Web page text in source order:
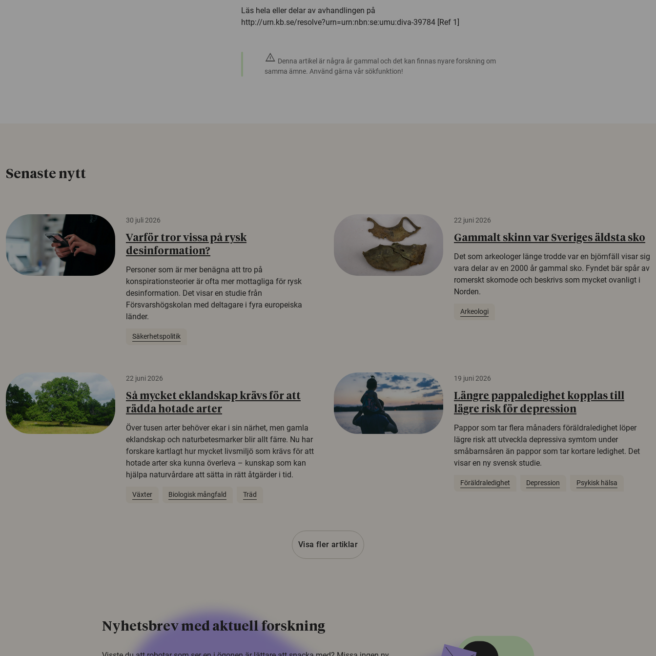
Läs hela eller delar av avhandlingen på
http://urn.kb.se/resolve?urn=urn:nbn:se:umu:diva-39784 [Ref 1]
warning Denna artikel är några år gammal och det kan finnas nyare forskning om
samma ämne. Använd gärna vår sökfunktion!
Senaste nytt
30 juli 2026
Varför tror vissa på rysk
desinformation?
Personer som är mer benägna att tro på
konspirationsteorier är ofta mer mottagliga för rysk
desinformation. Det visar en studie från
Försvarshögskolan med deltagare i fyra europeiska
länder.
Säkerhetspolitik
22 juni 2026
Gammalt skinn var Sveriges äldsta sko
Det som arkeologer länge trodde var en björnfäll visar sig
vara delar av en 2000 år gammal sko. Fyndet bär spår av
romerskt skomode och beskrivs som mycket ovanligt i
Norden.
Arkeologi
22 juni 2026
Så mycket eklandskap krävs för att
rädda hotade arter
Över tusen arter behöver ekar i sin närhet, men gamla
eklandskap och naturbetesmarker blir allt färre. Nu har
forskare kartlagt hur mycket livsmiljö som krävs för att
hotade arter ska kunna överleva – kunskap som kan
hjälpa naturvårdare att sätta in rätt åtgärder i tid.
Växter Biologisk mångfald Träd
19 juni 2026
Längre pappaledighet kopplas till
lägre risk för depression
Pappor som tar flera månaders föräldraledighet löper
lägre risk att utveckla depressiva symtom under
småbarnsåren än pappor som tar kortare ledighet. Det
visar en ny svensk studie.
Föräldraledighet Depression Psykisk hälsa
Visa fler artiklar
Nyhetsbrev med aktuell forskning